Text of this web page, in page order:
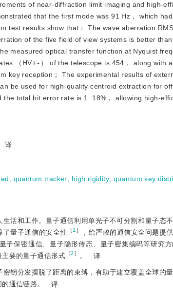
of near-diffraction limit imaging and high-
that the first mode was 91 Hz， which
test results show that： The wave aberration
of the five field of view systems is better
measured optical transfer function at Nyquist
（HV+- ） of the telescope is 454， along with
key reception； The experimental results of
be used for high-quality centroid extraction for
total bit error rate is 1. 18%， allowing high-
译
; quantum tracker; high rigidity; quantum key
活和工作。量子通信利用单光子不可分割和量子态
了量子通信的安全性
［1 ］
，给严峻的通信安全问题提
子保密通信、量子隐形传态、量子密集编码等研究
要的量子通信形式［2］ 。 译
钥分发摆脱了距离的束缚，有助于建立覆盖全球的
通信链路。
译